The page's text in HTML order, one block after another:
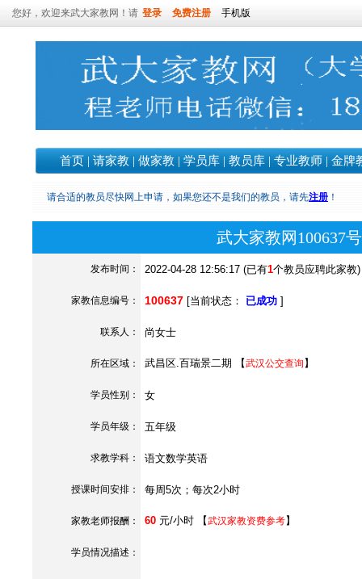
您好，欢迎来武大家教网！请 登录 免费注册 手机版
首页 | 请家教 | 做家教 | 学员库 | 教员库 | 专业教师 | 金牌
请合适的教员尽快网上申请，如果您还不是我们的教员，请先注册 ！
武大家教网100637
发布时间： 2022-04-28 12:56:17 (已有1个教员应聘此家教)
家教信息编号： 100637 [当前状态： 已成功 ]
联系人： 尚女士
所在区域： 武昌区.百瑞景二期 【武汉公交查询 】
学员性别： 女
学员年级： 五年级
求教学科： 语文数学英语
授课时间安排： 每周5次；每次2小时
家教老师报酬： 60 元/小时 【武汉家教资费参考】
学员情况描述：